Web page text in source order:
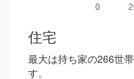
住宅
最大は持ち家の266世
す。